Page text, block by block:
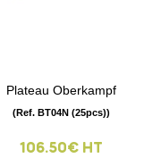
Plateau Oberkampf
(Ref. BT04N (25pcs))
106.50€ HT